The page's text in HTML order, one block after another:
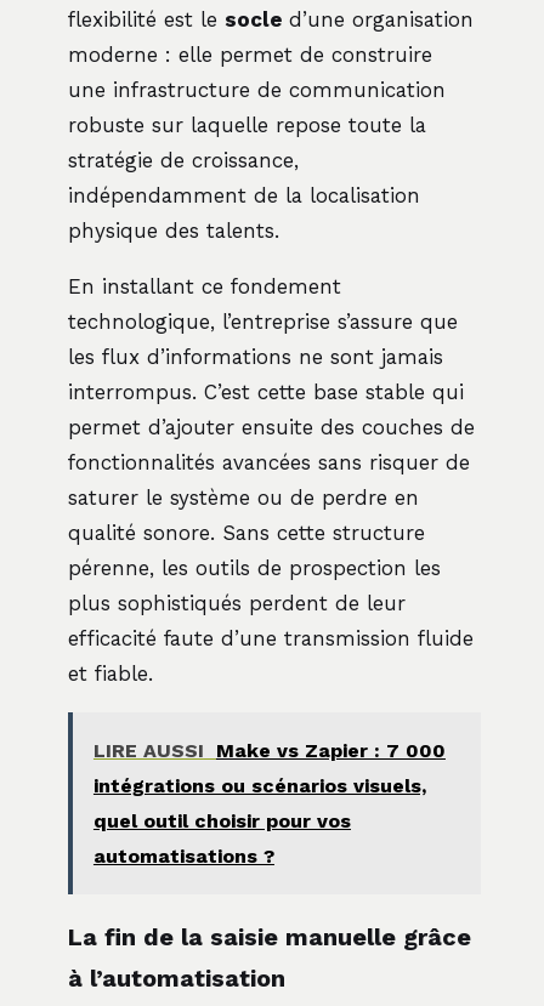
flexibilité est le socle d’une organisation
moderne : elle permet de construire
une infrastructure de communication
robuste sur laquelle repose toute la
stratégie de croissance,
indépendamment de la localisation
physique des talents.
En installant ce fondement
technologique, l’entreprise s’assure que
les flux d’informations ne sont jamais
interrompus. C’est cette base stable qui
permet d’ajouter ensuite des couches de
fonctionnalités avancées sans risquer de
saturer le système ou de perdre en
qualité sonore. Sans cette structure
pérenne, les outils de prospection les
plus sophistiqués perdent de leur
efficacité faute d’une transmission fluide
et fiable.
LIRE AUSSI
Make vs Zapier : 7 000
intégrations ou scénarios visuels,
quel outil choisir pour vos
automatisations ?
La fin de la saisie manuelle grâce
à l’automatisation